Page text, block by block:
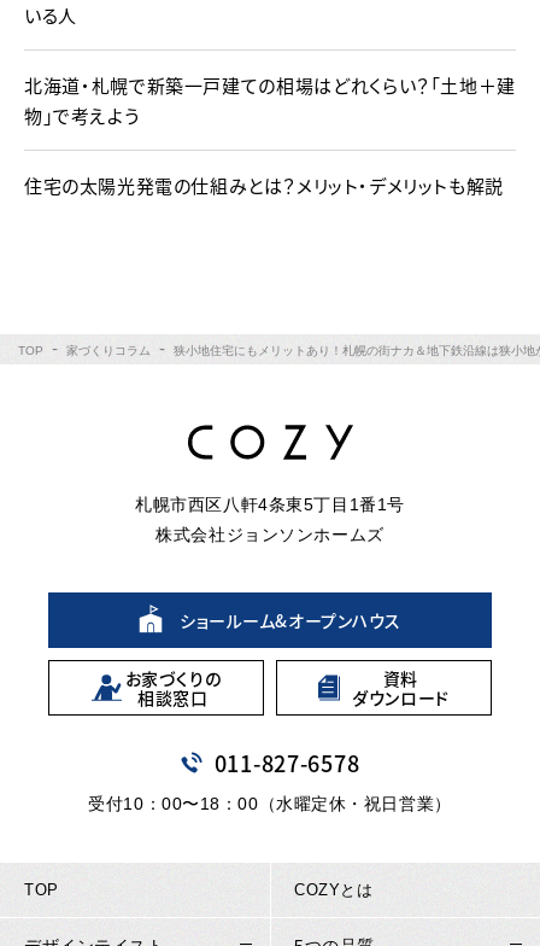
いる人
北海道・札幌で新築一戸建ての相場はどれくらい？「土地＋建
物」で考えよう
住宅の太陽光発電の仕組みとは？メリット・デメリットも解説
TOP 家づくりコラム 狭小地住宅にもメリットあり！札幌の街ナカ＆地下鉄沿線は狭小地
札幌市西区八軒4条東5丁目1番1号
株式会社ジョンソンホームズ
ショールーム&オープンハウス
お家づくりの
相談窓口
資料
ダウンロード
011-827-6578
受付10：00〜18：00（水曜定休・祝日営業）
TOP COZYとは